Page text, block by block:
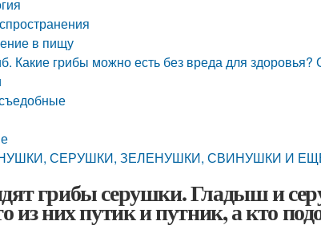
в пищу
Какие грибы можно есть без вреда для
СЕРУШКИ, ЗЕЛЕНУШКИ, СВИНУШКИ И
грибы серушки. Гладыш и
из них путик и путник, а кто